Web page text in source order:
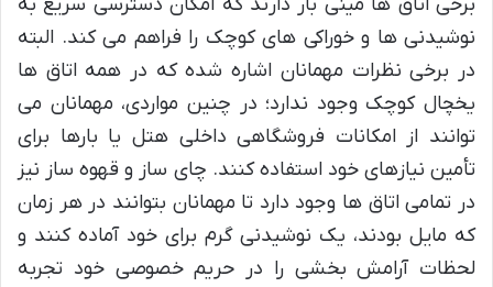
نوشیدنی ها و خوراکی های کوچک را فراهم می کند. البته
در برخی نظرات مهمانان اشاره شده که در همه اتاق ها
یخچال کوچک وجود ندارد؛ در چنین مواردی، مهمانان می
توانند از امکانات فروشگاهی داخلی هتل یا بارها برای
تأمین نیازهای خود استفاده کنند. چای ساز و قهوه ساز نیز
در تمامی اتاق ها وجود دارد تا مهمانان بتوانند در هر زمان
که مایل بودند، یک نوشیدنی گرم برای خود آماده کنند و
لحظات آرامش بخشی را در حریم خصوصی خود تجربه